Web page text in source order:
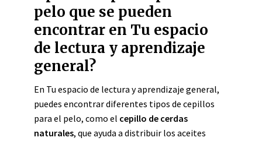
pelo que se pueden
encontrar en Tu espacio
de lectura y aprendizaje
general?
En Tu espacio de lectura y aprendizaje general,
puedes encontrar diferentes tipos de cepillos
para el pelo, como el cepillo de cerdas
naturales, que ayuda a distribuir los aceites